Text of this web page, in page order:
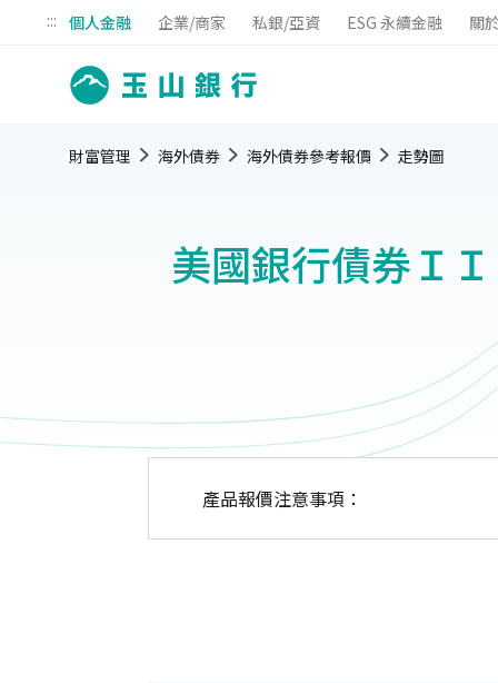
::: 個人金融 企業/商家 私銀/亞資 ESG 永續金融 關
美國銀行債券ＩＩ
產品報價注意事項：
財富管理 海外債券 海外債券參考報價 走勢圖